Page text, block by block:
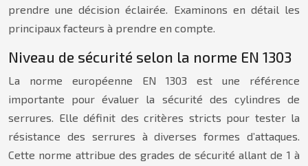
prendre une décision éclairée. Examinons en détail les
principaux facteurs à prendre en compte.
Niveau de sécurité selon la norme EN 1303
La norme européenne EN 1303 est une référence
importante pour évaluer la sécurité des cylindres de
serrures. Elle définit des critères stricts pour tester la
résistance des serrures à diverses formes d’attaques.
Cette norme attribue des grades de sécurité allant de 1 à